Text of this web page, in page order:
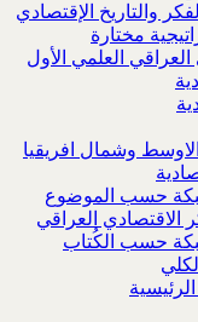
والتاريخ الإقتصادي
مختارة
العراقي العلمي الأول
وشمال افريقيا
حسب الموضوع
الاقتصادي العراقي
حسب الكُتاب
الرئيسية